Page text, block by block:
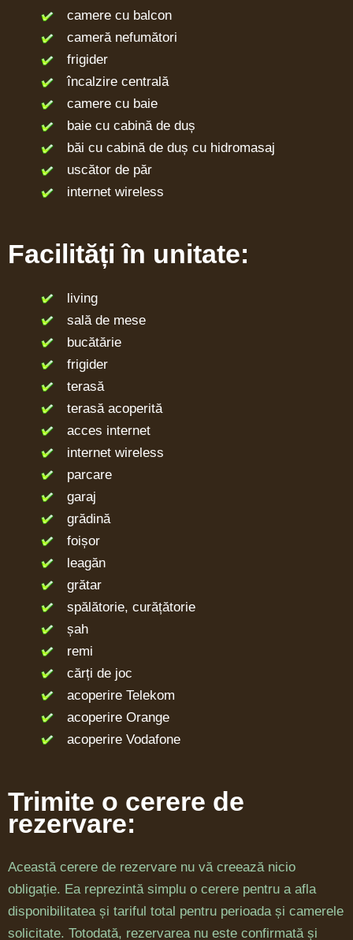
camere cu balcon
cameră nefumători
frigider
încalzire centrală
camere cu baie
baie cu cabină de duș
băi cu cabină de duș cu hidromasaj
uscător de păr
internet wireless
Facilități în unitate:
living
sală de mese
bucătărie
frigider
terasă
terasă acoperită
acces internet
internet wireless
parcare
garaj
grădină
foișor
leagăn
grătar
spălătorie, curățătorie
șah
remi
cărți de joc
acoperire Telekom
acoperire Orange
acoperire Vodafone
Trimite o cerere de
rezervare:
Această cerere de rezervare nu vă creează nicio
obligație. Ea reprezintă simplu o cerere pentru a afla
disponibilitatea și tariful total pentru perioada și camerele
solicitate. Totodată, rezervarea nu este confirmată și